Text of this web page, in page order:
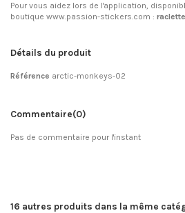
Pour vous aidez lors de l'application,
boutique www.passion-stickers.com :
Détails du produit
Référence arctic-monkeys-02
Commentaire(0)
Pas de commentaire pour l'instant
16 autres produits dans la même